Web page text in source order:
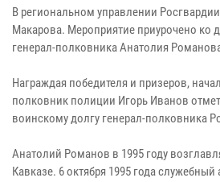
В региональном управлении
Макарова. Мероприятие приурочено ко
генерал-полковника Анатолия
Награждая победителя и призеров,
полковник полиции Игорь Иванов
воинскому долгу генерал-полковника
Анатолий Романов в 1995 году
Кавказе. 6 октября 1995 года